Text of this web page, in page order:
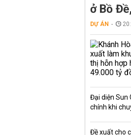
ở Bồ
DỰ ÁN
Đại diện Sun
chính khi
Đề xuất cho